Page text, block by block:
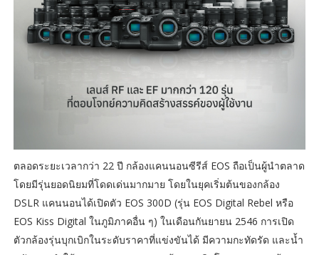
ตลอดระยะเวลากว่า 22 ปี กล้องแคนนอนซีรีส์ EOS ถือเป็นผู้นำตลาด
โดยมีรุ่นยอดนิยมที่โดดเด่นมากมาย โดยในยุคเริ่มต้นของกล้อง
DSLR แคนนอนได้เปิดตัว EOS 300D (รุ่น EOS Digital Rebel หรือ
EOS Kiss Digital ในภูมิภาคอื่น ๆ) ในเดือนกันยายน 2546 การเปิด
ตัวกล้องรุ่นบุกเบิกในระดับราคาที่แข่งขันได้ มีความกะทัดรัด และน้ำ